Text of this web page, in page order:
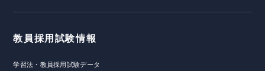
教員採用試験情報
学習法・教員採用試験データ